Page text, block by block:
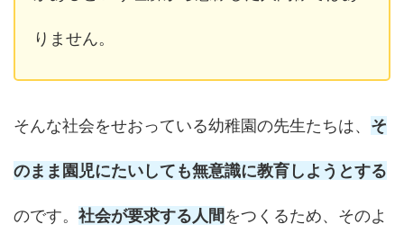
りません。
そんな社会をせおっている幼稚園の先生たちは、 そ
のまま園児にたいしても無意識に教育しようとする
のです。 社会が要求する人間をつくるため、そのよ